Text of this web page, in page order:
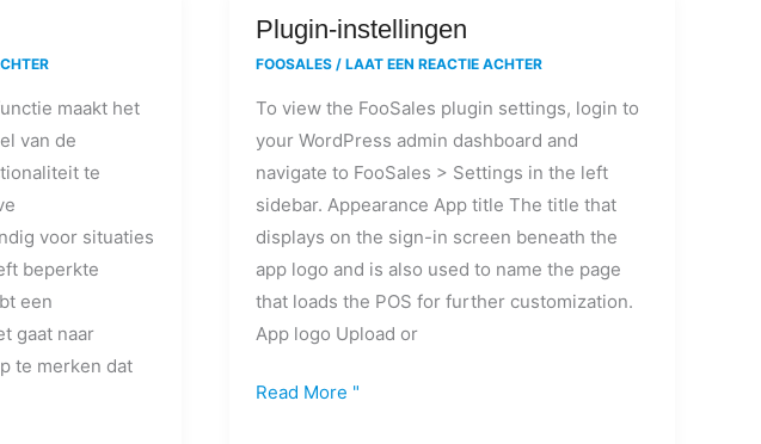
maakt het
van de
te
voor situaties
beperkte
een
gaat naar
te merken dat
Plugin-instellingen
FOOSALES/LAAT EEN REACTIE ACHTER
To view the FooSales plugin settings, login to
your WordPress admin dashboard and
navigate to FooSales > Settings in the left
sidebar. Appearance App title The title that
displays on the sign-in screen beneath the
app logo and is also used to name the page
that loads the POS for further customization.
App logo Upload or
Plugin-
instellingen
Read More "